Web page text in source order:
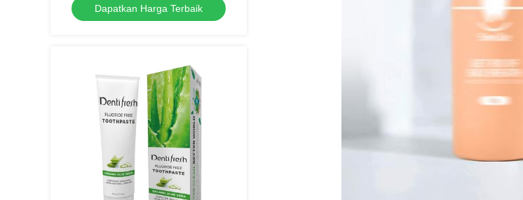
Dapatkan Harga Terbaik